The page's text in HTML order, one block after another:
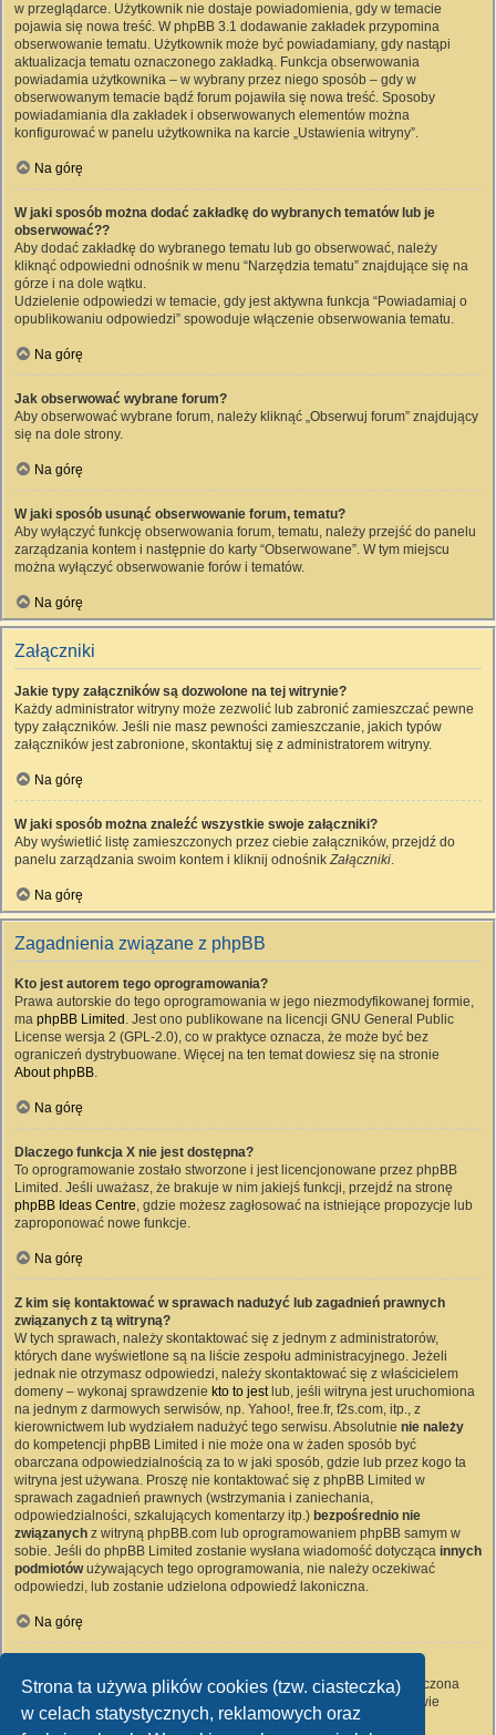
Strona ta używa plików cookies (tzw. ciasteczka)
w celach statystycznych, reklamowych oraz
w przeglądarce. Użytkownik nie dostaje powiadomienia, gdy w temacie
pojawia się nowa treść. W phpBB 3.1 dodawanie zakładek przypomina
obserwowanie tematu. Użytkownik może być powiadamiany, gdy nastąpi
aktualizacja tematu oznaczonego zakładką. Funkcja obserwowania
powiadamia użytkownika – w wybrany przez niego sposób – gdy w
obserwowanym temacie bądź forum pojawiła się nowa treść. Sposoby
powiadamiania dla zakładek i obserwowanych elementów można
konfigurować w panelu użytkownika na karcie „Ustawienia witryny”.
Na górę
W jaki sposób można dodać zakładkę do wybranych tematów lub je
obserwować??
Aby dodać zakładkę do wybranego tematu lub go obserwować, należy
kliknąć odpowiedni odnośnik w menu “Narzędzia tematu” znajdujące się na
górze i na dole wątku.
Udzielenie odpowiedzi w temacie, gdy jest aktywna funkcja “Powiadamiaj o
opublikowaniu odpowiedzi” spowoduje włączenie obserwowania tematu.
Na górę
Jak obserwować wybrane forum?
Aby obserwować wybrane forum, należy kliknąć „Obserwuj forum” znajdujący
się na dole strony.
Na górę
W jaki sposób usunąć obserwowanie forum, tematu?
Aby wyłączyć funkcję obserwowania forum, tematu, należy przejść do panelu
zarządzania kontem i następnie do karty “Obserwowane”. W tym miejscu
można wyłączyć obserwowanie forów i tematów.
Na górę
Załączniki
Jakie typy załączników są dozwolone na tej witrynie?
Każdy administrator witryny może zezwolić lub zabronić zamieszczać pewne
typy załączników. Jeśli nie masz pewności zamieszczanie, jakich typów
załączników jest zabronione, skontaktuj się z administratorem witryny.
Na górę
W jaki sposób można znaleźć wszystkie swoje załączniki?
Aby wyświetlić listę zamieszczonych przez ciebie załączników, przejdź do
panelu zarządzania swoim kontem i kliknij odnośnikZałączniki.
Na górę
Zagadnienia związane z phpBB
Kto jest autorem tego oprogramowania?
Prawa autorskie do tego oprogramowania w jego niezmodyfikowanej formie,
ma phpBB Limited . Jest ono publikowane na licencji GNU General Public
License wersja 2 (GPL-2.0), co w praktyce oznacza, że może być bez
ograniczeń dystrybuowane. Więcej na ten temat dowiesz się na stronie
About phpBB.
Na górę
Dlaczego funkcja X nie jest dostępna?
To oprogramowanie zostało stworzone i jest licencjonowane przez phpBB
Limited. Jeśli uważasz, że brakuje w nim jakiejś funkcji, przejdź na stronę
phpBB Ideas Centre, gdzie możesz zagłosować na istniejące propozycje lub
zaproponować nowe funkcje.
Na górę
Z kim się kontaktować w sprawach nadużyć lub zagadnień prawnych
związanych z tą witryną?
W tych sprawach, należy skontaktować się z jednym z administratorów,
których dane wyświetlone są na liście zespołu administracyjnego. Jeżeli
jednak nie otrzymasz odpowiedzi, należy skontaktować się z właścicielem
domeny – wykonaj sprawdzenie kto to jestlub, jeśli witryna jest uruchomiona
na jednym z darmowych serwisów, np. Yahoo!, free.fr, f2s.com, itp., z
kierownictwem lub wydziałem nadużyć tego serwisu. Absolutnie nie należy
do kompetencji phpBB Limited i nie może ona w żaden sposób być
obarczana odpowiedzialnością za to w jaki sposób, gdzie lub przez kogo ta
witryna jest używana. Proszę nie kontaktować się z phpBB Limited w
sprawach zagadnień prawnych (wstrzymania i zaniechania,
odpowiedzialności, szkalujących komentarzy itp.) bezpośrednio nie
związanych z witryną phpBB.com lub oprogramowaniem phpBB samym w
sobie. Jeśli do phpBB Limited zostanie wysłana wiadomość dotycząca innych
podmiotówużywających tego oprogramowania, nie należy oczekiwać
odpowiedzi, lub zostanie udzielona odpowiedź lakoniczna.
Na górę
Wszyscy użytkownicy witryny mogą używać – jeśli funkcja ta jest włączona
przez administratora witryny – formularza „Kontakt z nami”. Członkowie
witryny mogą także używać odnośnika „Zespół administracyjny”.